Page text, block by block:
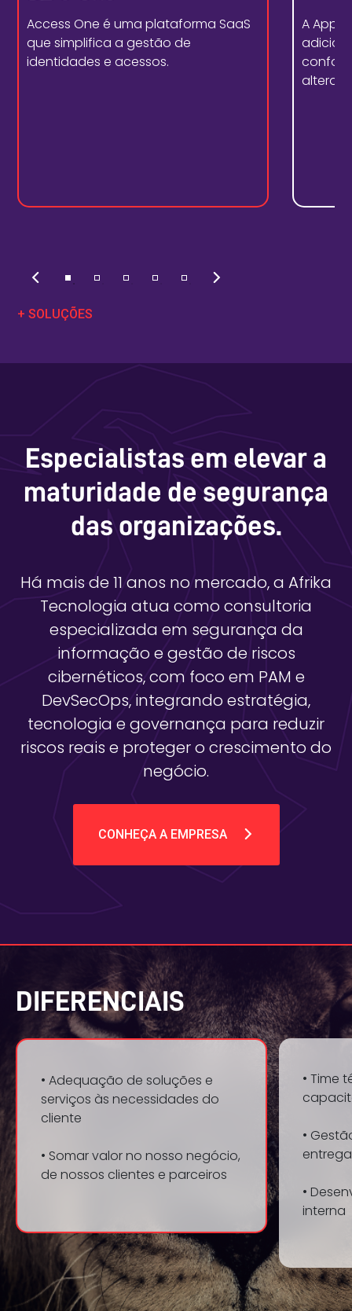
Access One é uma plataforma SaaS
que simplifica a gestão de
identidades e acessos.
A
alterar
+ SOLUÇÕES
Especialistas em elevar a
maturidade de segurança
das organizações.
Há mais de 11 anos no mercado, a Afrika
Tecnologia atua como consultoria
especializada em segurança da
informação e gestão de riscos
cibernéticos, com foco em PAM e
DevSecOps, integrando estratégia,
tecnologia e governança para reduzir
riscos reais e proteger o crescimento do
negócio.
CONHEÇA A EMPRESA
DIFERENCIAIS
• Adequação de soluções e
serviços às necessidades do
cliente
• Somar valor no nosso negócio,
de nossos clientes e parceiros
• Time
•
•
interna